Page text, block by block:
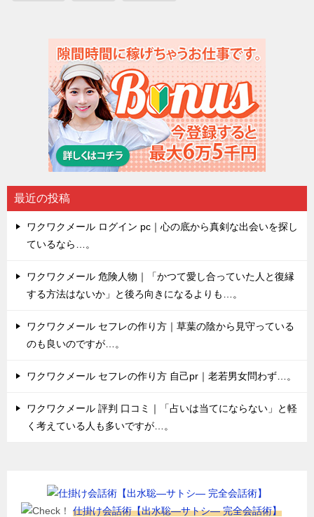
最近の投稿
ワクワクメール ログイン pc｜心の底から真剣な出会いを探し
ているなら…。
ワクワクメール 危険人物｜「かつて愛し合っていた人と復縁
する方法はないか」と後ろ向きになるよりも…。
ワクワクメール セフレの作り方｜草葉の陰から見守っている
のも良いのですが…。
ワクワクメール セフレの作り方 自己pr｜老若男女問わず…。
ワクワクメール 評判 口コミ｜「占いは当てにならない」と軽
く考えている人も多いですが…。
仕掛け会話術【出水聡―サトシ― 完全会話術】